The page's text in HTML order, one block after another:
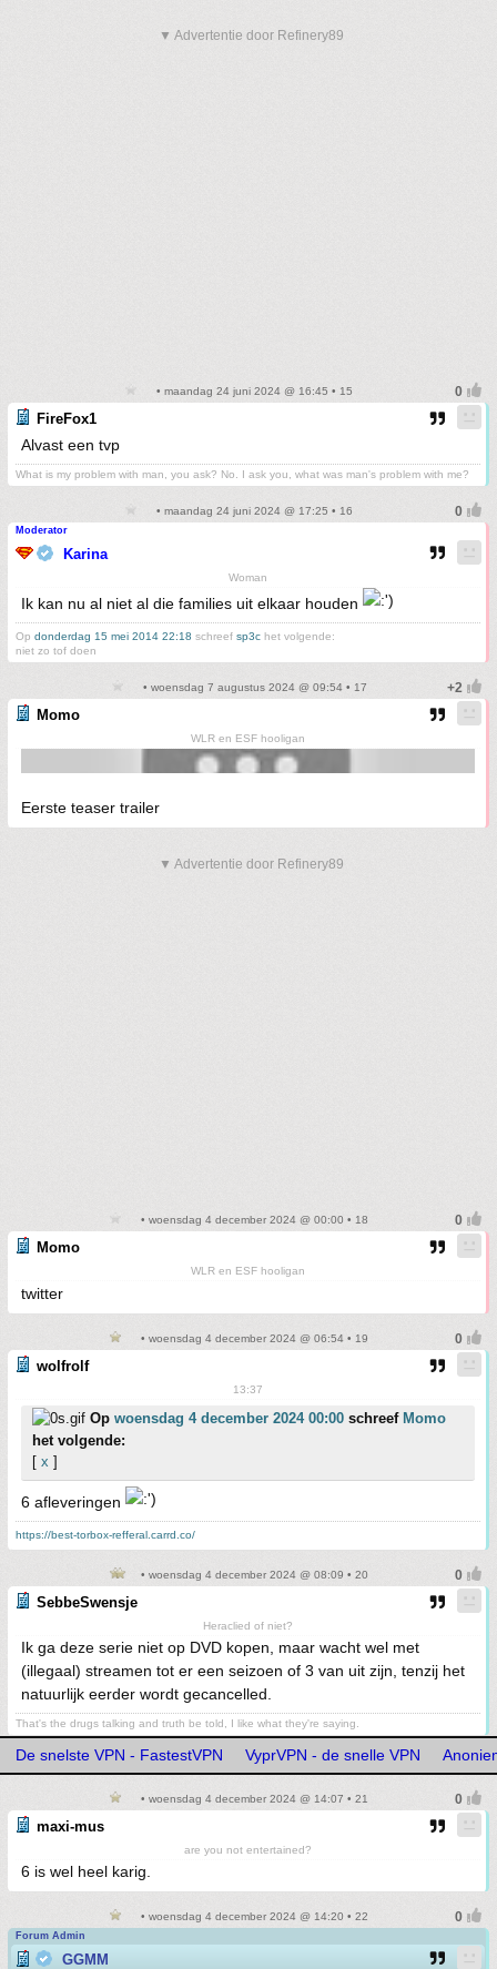
▼ Advertentie door Refinery89
• maandag 24 juni 2024 @ 16:45 • 15
FireFox1
Alvast een tvp
What is my problem with man, you ask? No. I ask you, what was man's problem with me?
• maandag 24 juni 2024 @ 17:25 • 16
Moderator
Karina
Woman
Ik kan nu al niet al die families uit elkaar houden
Op donderdag 15 mei 2014 22:18 schreef sp3c het volgende:
niet zo tof doen
• woensdag 7 augustus 2024 @ 09:54 • 17
Momo
WLR en ESF hooligan
Eerste teaser trailer
▼ Advertentie door Refinery89
• woensdag 4 december 2024 @ 00:00 • 18
Momo
WLR en ESF hooligan
twitter
• woensdag 4 december 2024 @ 06:54 • 19
wolfrolf
13:37
Op woensdag 4 december 2024 00:00 schreef Momo
het volgende:
[ x ]
6 afleveringen
https://best-torbox-refferal.carrd.co/
• woensdag 4 december 2024 @ 08:09 • 20
SebbeSwensje
Heraclied of niet?
Ik ga deze serie niet op DVD kopen, maar wacht wel met
(illegaal) streamen tot er een seizoen of 3 van uit zijn, tenzij het
natuurlijk eerder wordt gecancelled.
That's the drugs talking and truth be told, I like what they're saying.
De snelste VPN - FastestVPN VyprVPN - de snelle VPN
• woensdag 4 december 2024 @ 14:07 • 21
maxi-mus
are you not entertained?
6 is wel heel karig.
• woensdag 4 december 2024 @ 14:20 • 22
Forum Admin
GGMM